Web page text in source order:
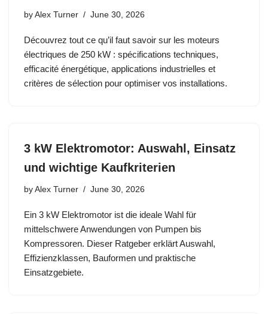
by Alex Turner June 30, 2026
Découvrez tout ce qu’il faut savoir sur les moteurs
électriques de 250 kW : spécifications techniques,
efficacité énergétique, applications industrielles et
critères de sélection pour optimiser vos installations.
3 kW Elektromotor: Auswahl, Einsatz
und wichtige Kaufkriterien
by Alex Turner June 30, 2026
Ein 3 kW Elektromotor ist die ideale Wahl für
mittelschwere Anwendungen von Pumpen bis
Kompressoren. Dieser Ratgeber erklärt Auswahl,
Effizienzklassen, Bauformen und praktische
Einsatzgebiete.